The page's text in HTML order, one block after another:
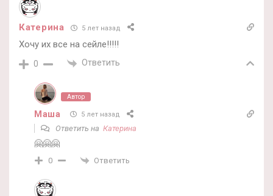
Катерина 5 лет назад
Хочу их все на сейле!!!!!
0 Ответить
Автор
Маша 5 лет назад
Ответить на Катерина
🤗🤗🤗
0 Ответить